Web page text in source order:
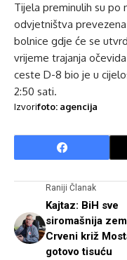
Tijela preminulih su po
odvjetništva
bolnice gdje će se
vrijeme trajanja
ceste D-8 bio je u
2:50 sati.
Izvorifoto: agencija
Raniji Članak
Kajtaz: BiH sve
siromašnija
Crveni križ
gotovo tisuću